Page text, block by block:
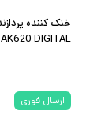
خنک کننده
AK620 DIGITAL
ارسال فوری